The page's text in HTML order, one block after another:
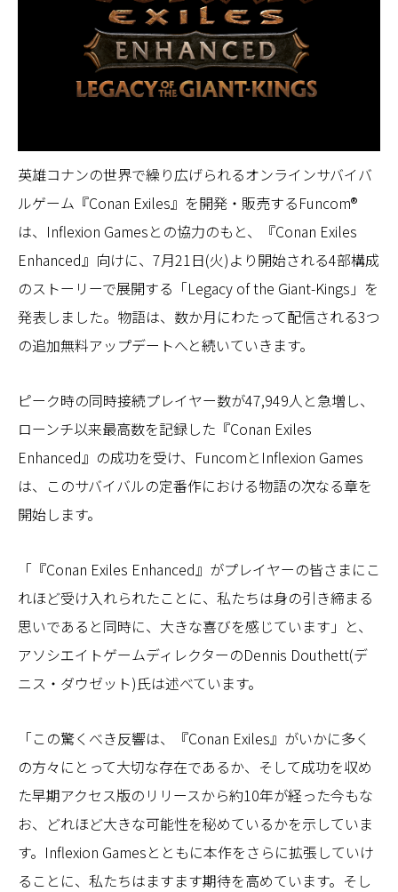
英雄コナンの世界で繰り広げられるオンラインサバイバ
ルゲーム『Conan Exiles』を開発・販売するFuncom®
は、Inflexion Gamesとの協力のもと、『Conan Exiles
Enhanced』向けに、7月21日(火)より開始される4部構成
のストーリーで展開する「Legacy of the Giant-Kings」を
発表しました。物語は、数か月にわたって配信される3つ
の追加無料アップデートへと続いていきます。
ピーク時の同時接続プレイヤー数が47,949人と急増し、
ローンチ以来最高数を記録した『Conan Exiles
Enhanced』の成功を受け、FuncomとInflexion Games
は、このサバイバルの定番作における物語の次なる章を
開始します。
「『Conan Exiles Enhanced』がプレイヤーの皆さまにこ
れほど受け入れられたことに、私たちは身の引き締まる
思いであると同時に、大きな喜びを感じています」と、
アソシエイトゲームディレクターのDennis Douthett(デ
ニス・ダウゼット)氏は述べています。
「この驚くべき反響は、『Conan Exiles』がいかに多く
の方々にとって大切な存在であるか、そして成功を収め
た早期アクセス版のリリースから約10年が経った今もな
お、どれほど大きな可能性を秘めているかを示していま
す。Inflexion Gamesとともに本作をさらに拡張していけ
ることに、私たちはますます期待を高めています。そし